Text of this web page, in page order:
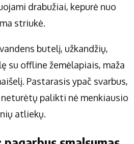
drabužiai, kepurė nuo
striukė.
butelį, užkandžių,
su offline žemėlapiais, maža
Pastarasis ypač svarbus,
palikti nė menkiausio
atliekų.